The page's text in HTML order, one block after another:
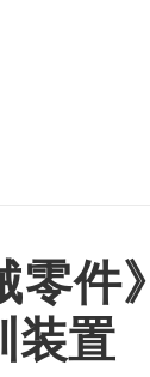
零
装置